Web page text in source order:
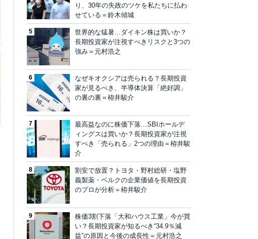
り、30年の失政のツケを私たちに払わ
せている＝鈴木傾城
世界的な猛暑…ダイキン株は買いか？
長期投資家が注視すべきリスクと3つの
強み＝元村浩之
なぜキオクシアは売られる？長期投資
家が見るべき、半導体決算「絶好調」
の裏の裏＝栫井駿介
最高益なのに株価下落…SBIホールデ
ィングスは買いか？長期投資家が注視
すべき「売られる」2つの理由＝栫井駿
介
割安で放置？トヨタ・野村総研・塩野
義製薬・ベルクの企業価値を長期投資
のプロが分析＝栫井駿介
株価3割下落「大和ハウス工業」今が買
い？長期投資家が知るべき“34.9％減
益”の原因と今後の成長性＝元村浩之